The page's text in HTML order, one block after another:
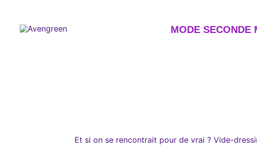
content
MODE SECONDE
Et si on se rencontrait pour de vrai ? Vide-